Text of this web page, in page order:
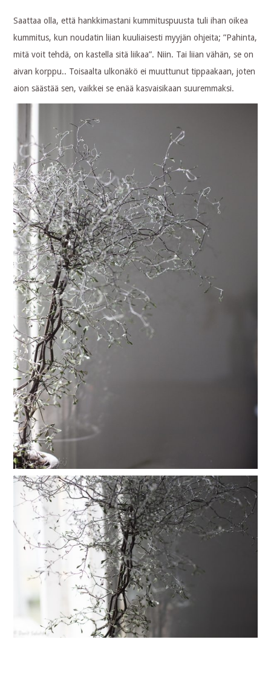
Saattaa olla, että hankkimastani kummituspuusta tuli ihan oikea
kummitus, kun noudatin liian kuuliaisesti myyjän ohjeita; ”Pahinta,
mitä voit tehdä, on kastella sitä liikaa”. Niin. Tai liian vähän, se on
aivan korppu.. Toisaalta ulkonäkö ei muuttunut tippaakaan, joten
aion säästää sen, vaikkei se enää kasvaisikaan suuremmaksi.